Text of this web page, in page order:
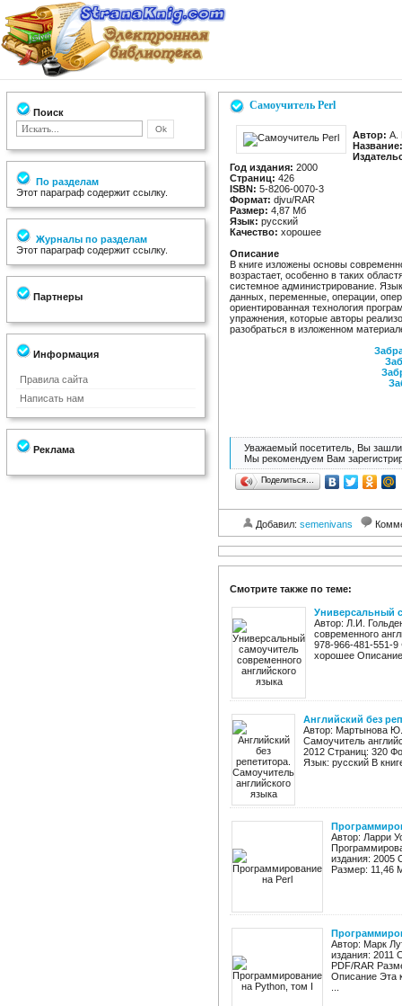
Поиск
По разделам
Этот параграф содержит ссылку.
Журналы по разделам
Этот параграф содержит ссылку.
Партнеры
Информация
Правила сайта
Написать нам
Реклама
Самоучитель Perl
Автор: А.
Название:
Год издания: 2000
Страниц: 426
ISBN: 5-8206-0070-3
Формат: djvu/RAR
Размер: 4,87 Мб
Язык: русский
Качество: хорошее
Описание
В книге изложены основы
возрастает, особенно в таких
системное администрирование.
данных, переменные, операции,
ориентированная технология
упражнения, которые авторы
разобраться в изложенном
Уважаемый посетитель, Вы зашли
Мы рекомендуем Вам
Поделиться…
Добавил: semenivans
Смотрите также по теме:
Универсальный
Автор: Л.И.
современного
978-966-481-551-
хорошее
Английский без
Автор: Мартынова
Самоучитель
2012 Страниц: 320
Язык: русский В
Автор: Ларри
издания: 2005
Размер: 11,46
Автор: Марк
издания: 2011
PDF/RAR
Описание Эта